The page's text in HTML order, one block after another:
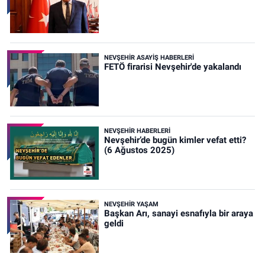
NEVŞEHIR ASAYIŞ HABERLERI
FETÖ firarisi Nevşehir'de yakalandı
NEVŞEHIR HABERLERI
Nevşehir’de bugün kimler vefat etti?
(6 Ağustos 2025)
NEVŞEHIR YAŞAM
Başkan Arı, sanayi esnafıyla bir araya
geldi